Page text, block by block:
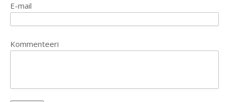
E-mail
Kommenteeri